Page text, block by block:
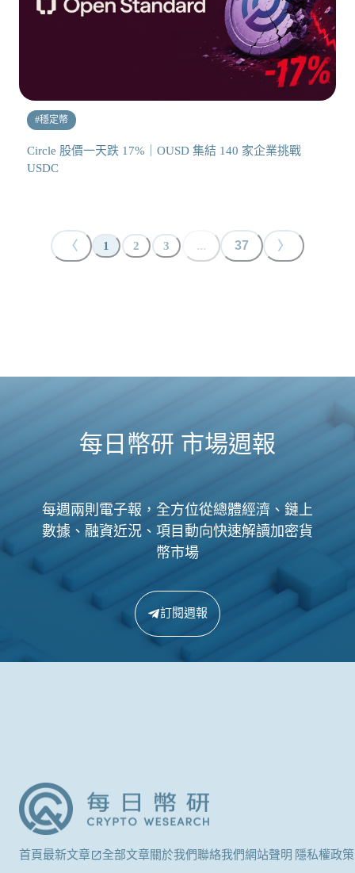
#穩定幣
Circle 股價一天跌 17%｜OUSD 集結 140 家企業挑戰
USDC
〈 1 2 3 ... 37 〉
每日幣研 市場週報
每週兩則電子報，全方位從總體經濟、鏈上
數據、融資近況、項目動向快速解讀加密貨
幣市場
訂閱週報
首頁最新文章 全部文章關於我們聯絡我們網站聲明 隱私權政策